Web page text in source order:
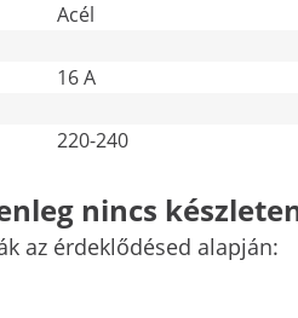
Acél
16 A
220-240
12
összehasonlítása
nincs
az érdeklődésed alapján: